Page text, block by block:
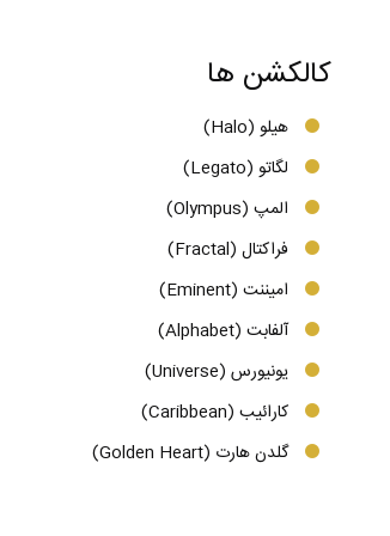
کالکشن ها
هیلو (Halo)
لگاتو (Legato)
المپ (Olympus)
فراکتال (Fractal)
امیننت (Eminent)
آلفابت (Alphabet)
یونیورس (Universe)
کارائیب (Caribbean)
گلدن هارت (Golden Heart)